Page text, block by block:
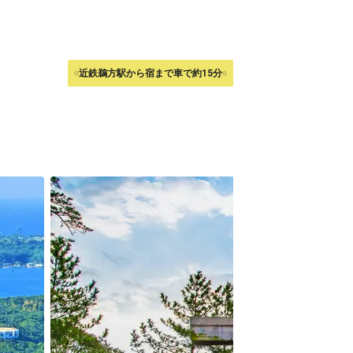
近鉄鵜方駅から宿まで車で約15分